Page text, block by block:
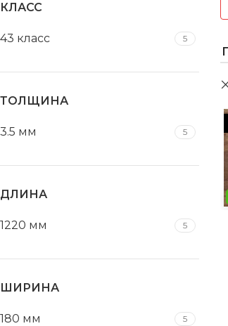
КЛАСС
43 класс 5
ТОЛЩИНА
3.5 мм 5
ДЛИНА
1220 мм 5
ШИРИНА
180 мм 5